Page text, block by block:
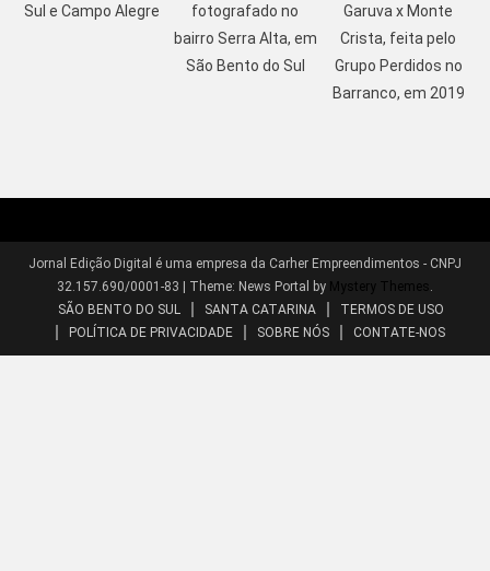
Sul e Campo Alegre
fotografado no
bairro Serra Alta, em
São Bento do Sul
Garuva x Monte
Crista, feita pelo
Grupo Perdidos no
Barranco, em 2019
Jornal Edição Digital é uma empresa da Carher Empreendimentos - CNPJ
32.157.690/0001-83 | Theme: News Portal by Mystery Themes
SÃO BENTO DO SUL
SANTA CATARINA
TERMOS DE USO
POLÍTICA DE PRIVACIDADE
SOBRE NÓS CONTATE-NOS